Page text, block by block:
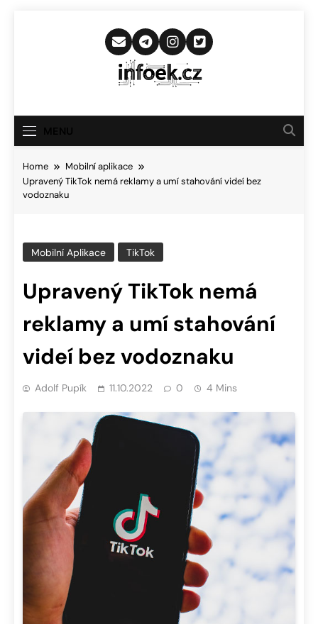
Infoek.cz
Novinkám
Home
Mobilní aplikace
Upravený TikTok nemá reklamy a umí stahování videí bez
vodoznaku
Mobilní Aplikace TikTok
Upravený TikTok nemá
reklamy a umí stahování
videí bez vodoznaku
Adolf Pupík 11.10.2022 0 4 Mins